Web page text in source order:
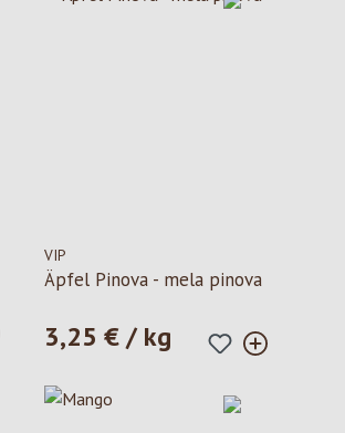
VIP
Äpfel Pinova - mela pinova
Prezzo normale:
3,25 € / kg